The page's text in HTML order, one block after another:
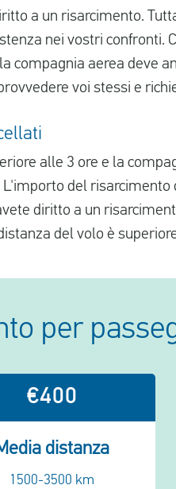
a un risarcimento.
nei vostri confronti.
compagnia aerea deve
voi stessi e
alle 3 ore e la
del risarcimento
diritto a un
del volo è
per
€400
distanza
1500-3500 km